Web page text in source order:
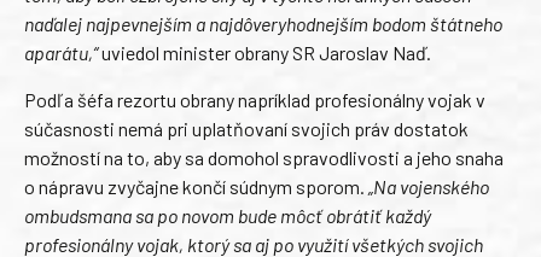
naďalej najpevnejším a najdôveryhodnejším bodom štátneho
aparátu,“uviedol minister obrany SR Jaroslav Naď.
Podľa šéfa rezortu obrany napríklad profesionálny vojak v
súčasnosti nemá pri uplatňovaní svojich práv dostatok
možností na to, aby sa domohol spravodlivosti a jeho snaha
o nápravu zvyčajne končí súdnym sporom.
„Na vojenského
ombudsmana sa po novom bude môcť obrátiť každý
profesionálny vojak, ktorý sa aj po využití všetkých svojich